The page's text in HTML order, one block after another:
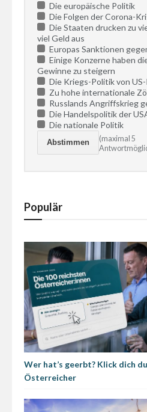
Die europäische Politik
Die Folgen der Corona-
Die Staaten drucken zu
viel Geld aus
Europas Sanktionen
Einige Konzerne haben
Gewinne zu steigern
Die Kriegs-Politik von
Zu hohe internationale
Russlands Angriffskrieg
Die Handelspolitik der
Die nationale Politik
(maximal 5
Populär
Wer hat’s geerbt? Klick dich
Österreicher